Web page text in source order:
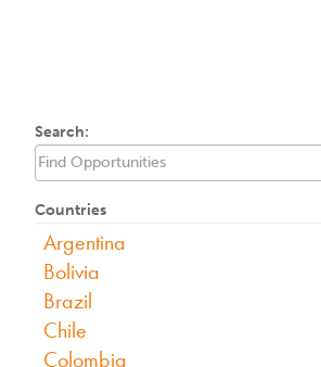
Search:
Countries